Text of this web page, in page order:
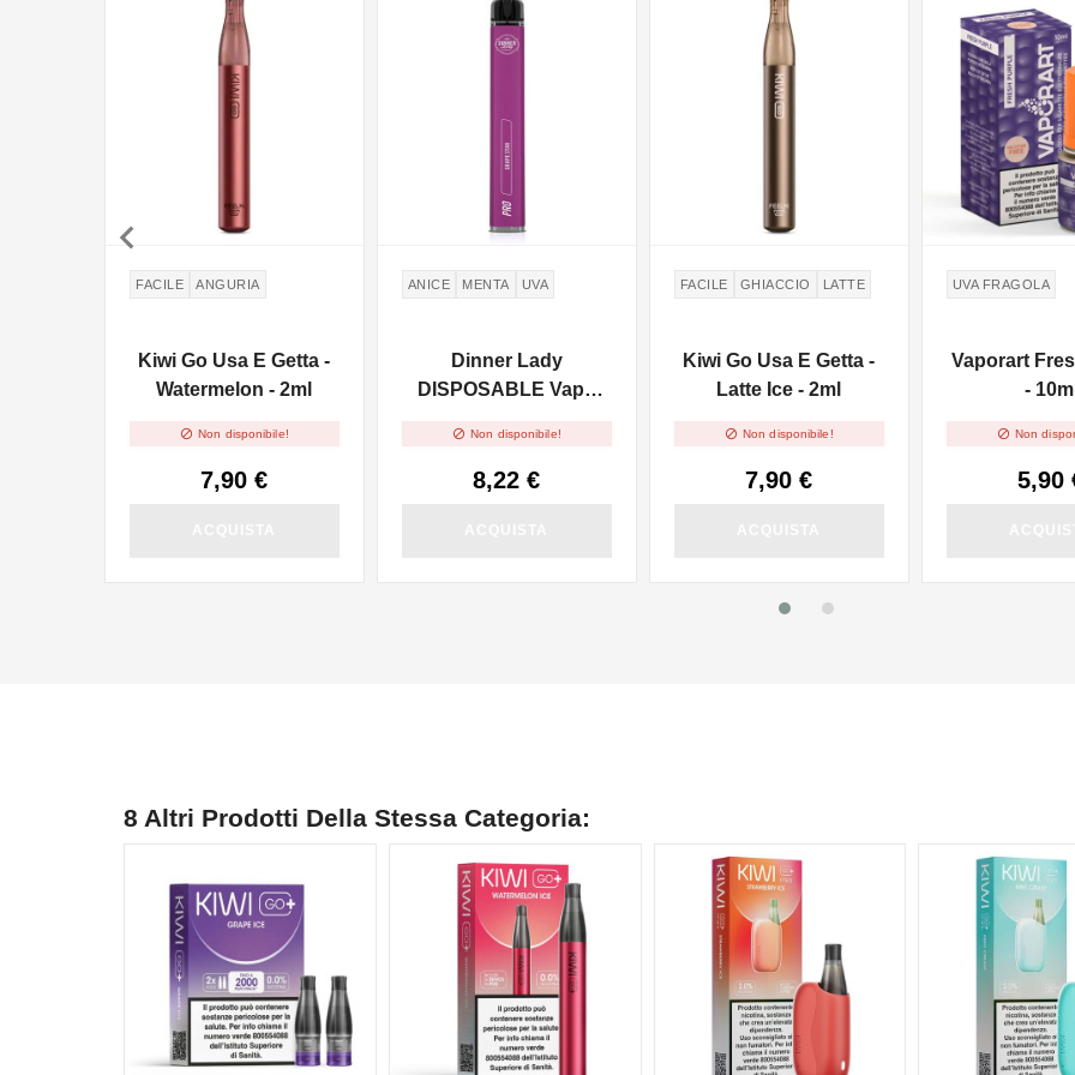
FACILE ANGURIA
Kiwi Go Usa E Getta -
Watermelon - 2ml
 Non disponibile!
7,90 €
ANICE MENTA UVA
Dinner Lady
DISPOSABLE Vape
2ml - 20mg/ml
 Non disponibile!
8,22 €
NON DISPONIBILE
FACILE GHIACCIO LATTE
Kiwi Go Usa E Getta -
Latte Ice - 2ml
 Non disponibile!
7,90 €
UVA FRAGOLA
Vaporart
- 10ml
 Non
5,90

8 Altri Prodotti Della Stessa Categoria:
NON DISPONIBILE NON DISPONIBILE